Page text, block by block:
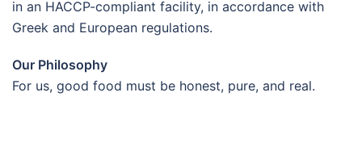
in an HACCP-compliant facility, in accordance with
Greek and European regulations.
Our Philosophy
For us, good food must be honest, pure, and real.